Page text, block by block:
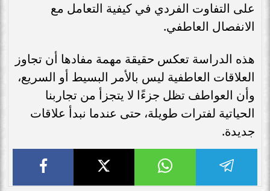
على التفاوت الفردي في كيفية التعامل مع
الانفصال العاطفي.
هذه الدراسة تعكس حقيقة مهمة مفادها أن تجاوز
العلاقات العاطفية ليس بالأمر البسيط أو السريع،
وأن العواطف تظل جزءًا لا يتجزأ من تجاربنا
الحياتية لفترات طويلة، حتى عندما نبدأ علاقات
جديدة.